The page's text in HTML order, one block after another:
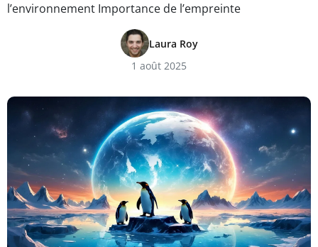
l’environnement Importance de l’empreinte
Laura Roy
1 août 2025